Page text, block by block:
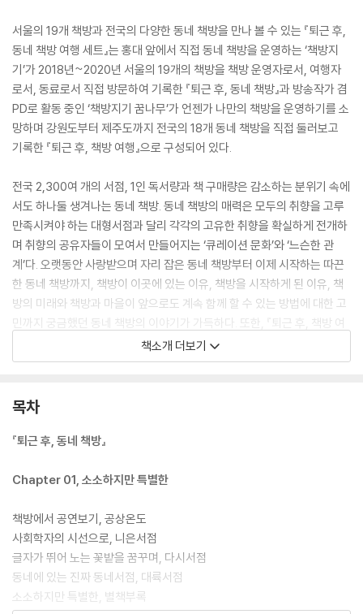
서울의 19개 책방과 전국의 다양한 동네 책방을 만나 볼 수 있는 『퇴근 후,
동네 책방 여행 세트』는 홍대 앞에서 직접 동네 책방을 운영하는 ‘책방지
기’가 2018년~2020년 서울의 19개의 책방을 책방 운영자로서, 여행자
로서, 동료로서 직접 방문하여 기록한 『퇴근 후, 동네 책방』과 방송작가 겸
PD로 활동 중인 ‘책방지기 꿈나무’가 언젠가 나만의 책방을 운영하기를 소
망하며 강원도부터 제주도까지 전국의 18개 동네 책방을 직접 둘러보고
기록한 『퇴근 후, 책방 여행』으로 구성되어 있다.
전국 2,300여 개의 서점, 1인 독서량과 책 구매량은 감소하는 분위기 속에
서도 하나둘 생겨나는 동네 책방. 동네 책방의 매력은 모두의 취향을 고루
만족시켜야 하는 대형서점과 달리 각각의 고유한 취향을 확실하게 전개하
며 취향의 공유자들이 모여서 만들어지는 ‘큐레이션 문화’와 ‘느슨한 관
계’다. 오랫동안 사랑받으며 자리 잡은 동네 책방부터 이제 시작하는 따끈
한 동네 책방까지, 책방이 이곳에 있는 이유, 책방을 시작하게 된 이유, 책
방의 미래와 책방과 마을이 앞으로도 계속 함께 할 수 있는 방법에 대한 고
민까지 궁금했던 동네 책방의 이야기가 가득하다. 또한, 『퇴근 후, 책방 여
행』에서는 책방만큼 궁금했던 책방지기의 인생 책, 인생 영화 등을 통하여,
책방을 꾸려가는 책방지기의 진솔한 생각과 감성을 엿볼 수 있는 것도 흥
책방』에서는 동네 책방의 이야기에서 끝나지 않고 인디 문화의 가치와 앞
동네 책방의 역할에 대해 다시 한번 생각해 보게 한다.
『퇴근 후, 동네 책방 여행 세트』에는 도서 2종과 함께 귀여운 고양이 그림
구적으로 오랫동안 사용할 수 있는 리유저블컵에 동일한 소재로 휴대하기
편리한 스트로우를 함께 세트로 구성하여 실용성을 높였다. 非투게더 분
위기가 만연한 1인 가구의 시대, 너무 친밀하지 않으면서도 나와 같은 생
각, 같은 취향을 나눌 수 있는 느슨한 매력의 Be투게더의 공간. 누군가의
책방이 아닌 함께 글을 쓰고 작은 출판물을 만들며 때때로 그림과 공예를
책소개 더보기
목차
『퇴근 후, 동네 책방』
Chapter 01, 소소하지만 특별한
책방에서 공연보기, 공상온도
사회학자의 시선으로, 니은서점
글자가 뛰어 노는 꽃밭을 꿈꾸며, 다시서점
동네에 있는 진짜 동네서점, 대륙서점
소소하지만 특별한, 별책부록